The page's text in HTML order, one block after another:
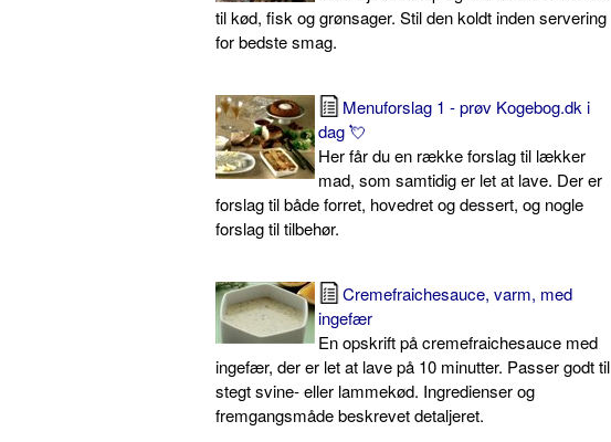
til kød, fisk og grønsager. Stil den koldt inden servering
for bedste smag.
Menuforslag 1 - prøv Kogebog.dk i
dag 💘
Her får du en række forslag til lækker
mad, som samtidig er let at lave. Der er
forslag til både forret, hovedret og dessert, og nogle
forslag til tilbehør.
Cremefraichesauce, varm, med
ingefær
En opskrift på cremefraichesauce med
ingefær, der er let at lave på 10 minutter. Passer godt til
stegt svine- eller lammekød. Ingredienser og
fremgangsmåde beskrevet detaljeret.